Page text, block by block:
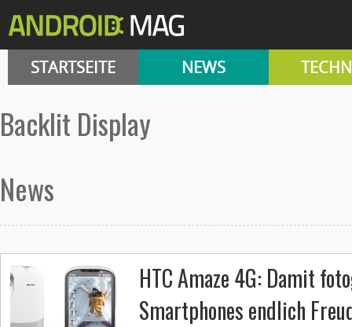
STARTSEITE NEWS
Backlit Display
News
HTC Amaze 4G: Damit
Smartphones endlich